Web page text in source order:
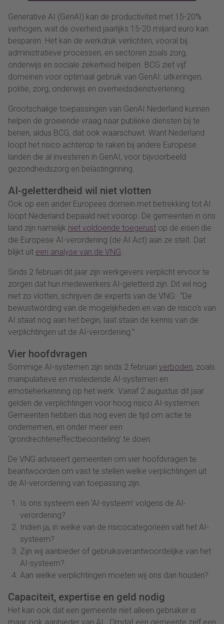
Generative AI (GenAI) kan de productiviteit met 15-20%
verhogen, wat de overheid jaarlijks 15-20 miljard euro kan
besparen. Het kan de werkdruk verlichten, vooral bij
administratieve processen, en sectoren zoals zorg,
onderwijs en sociale zekerheid helpen. BCG ziet vijf
domeinen voor optimaal gebruik van GenAI: uitkeringen,
politie, zorg, onderwijs en overheidsdienstverlening.
Grootschalige toepassingen van GenAI Nederland kunnen
helpen de groeiende vraag naar publieke diensten bij te
benen, aldus BCG, dat ook waarschuwt. Want Nederland
loopt het risico achterop te raken bij andere Europese
landen die al investeren in GenAI, voor bijvoorbeeld
gezondheidszorg en belastinginning.
AI-geletterdheid wil niet vlotten
Ook op een ander Europees domein met betrekking tot AI
loopt Nederland bepaald niet voorop. De gemeenten in ons
land zijn namelijk niet voldoende toegerust op de eisen die
die Europese AI-verordening (de AI Act) aan ze stelt. Dat
blijkt uit een analyse van de VNG.
Sinds 2 februari dit jaar zijn werkgevers verplicht ervoor te
zorgen dat hun medewerkers AI-geletterd zijn. Dit wil nog
niet zo vlotten, schrijven de experts van de VNG: “De
bewustwording van de mogelijkheden en van de risico’s van
AI staat nog aan het begin, laat staan de kennis van de
verplichtingen uit de AI-verordening.”
Vier hoofdvragen
Sommige AI-systemen zijn sinds 2 februari verboden, zoals
manipulatieve en misleidende AI-systemen en
emotieherkenning op het werk. Vanaf 2 augustus dit jaar
gelden de verplichtingen voor hoog risico AI-systemen.
Gemeenten hebben dus nog even de tijd om actie te
ondernemen, en onder meer een
‘grondrechteneffectbeoordeling’ te doen.
De VNG adviseert gemeenten om vier hoofdvragen te
beantwoorden om vast te stellen welke verplichtingen uit
de AI-verordening van toepassing zijn.
Is ons systeem een ‘AI-systeem’ volgens de AI-
verordening?
Indien ja, in welke van de risicocategorieën valt het AI-
systeem?
Zijn wij aanbieder of gebruiksverantwoordelijke van het
AI-systeem?
Aan welke verplichtingen moeten wij ons dan houden?
Capaciteit, expertise en geld nodig
Het kan ook dat een gemeente niet alleen gebruiker is